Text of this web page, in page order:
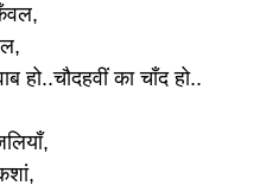
हो..चौदहवीं का चाँद हो..